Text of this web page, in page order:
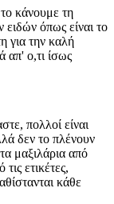
κάνουμε τη
όπως είναι το
για την καλή
απ' ο,τι ίσως
πολλοί είναι
δεν το πλένουν
μαξιλάρια από
ετικέτες,
κάθε